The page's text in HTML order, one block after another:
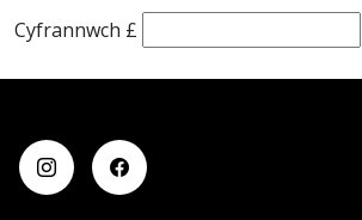
Cyfrannwch £ Faint hoffech chi ei roi i ?